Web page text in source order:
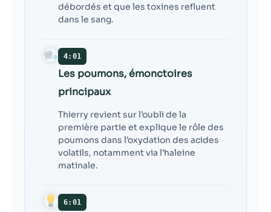
débordés et que les toxines refluent
dans le sang.
4:01
Les poumons, émonctoires
principaux
Thierry revient sur l’oubli de la
première partie et explique le rôle des
poumons dans l’oxydation des acides
volatils, notamment via l’haleine
matinale.
6:01